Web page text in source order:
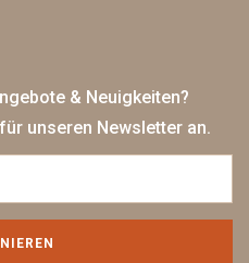
& Neuigkeiten?
unseren Newsletter an.